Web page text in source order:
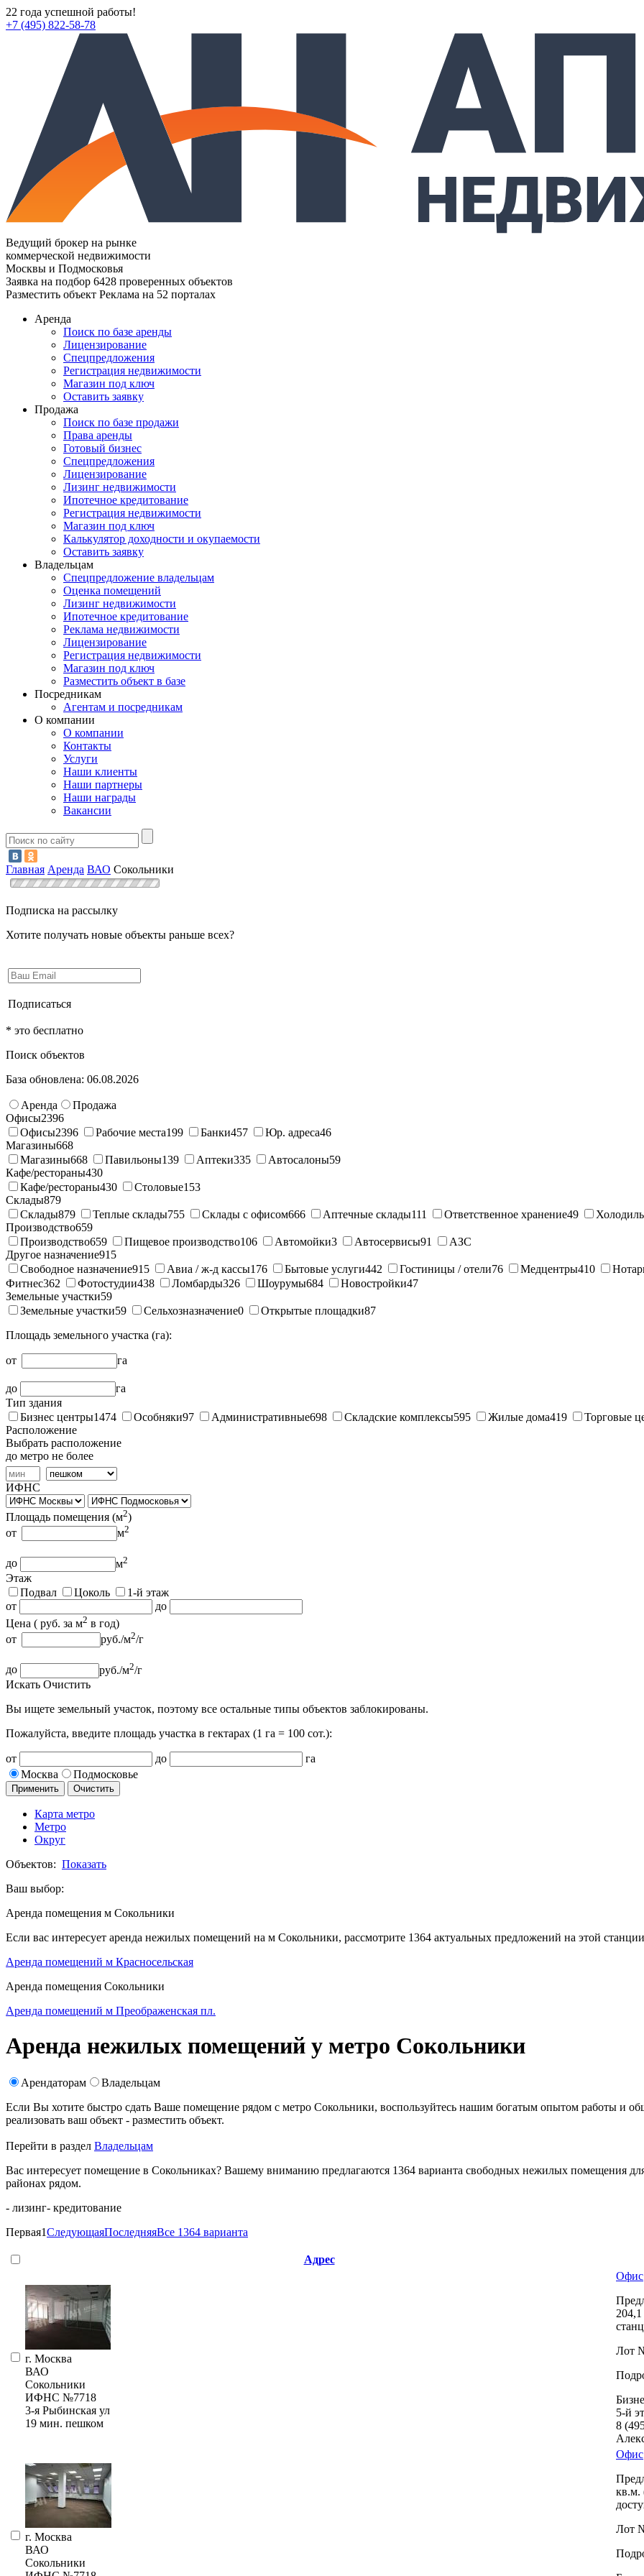
22 года успешной работы!
+7 (495) 822-58-78
Ведущий брокер на рынке
коммерческой недвижимости
Москвы и Подмосковья
Заявка на подбор 6428 проверенных объектов
Разместить объект Реклама на 52 порталах
Аренда
Поиск по базе аренды
Лицензирование
Спецпредложения
Регистрация недвижимости
Магазин под ключ
Оставить заявку
Продажа
Поиск по базе продажи
Права аренды
Готовый бизнес
Спецпредложения
Лицензирование
Лизинг недвижимости
Ипотечное кредитование
Регистрация недвижимости
Магазин под ключ
Калькулятор доходности и окупаемости
Оставить заявку
Владельцам
Спецпредложение владельцам
Оценка помещений
Лизинг недвижимости
Ипотечное кредитование
Реклама недвижимости
Лицензирование
Регистрация недвижимости
Магазин под ключ
Разместить объект в базе
Посредникам
Агентам и посредникам
О компании
О компании
Контакты
Услуги
Наши клиенты
Наши партнеры
Наши награды
Вакансии
Главная Аренда ВАО Сокольники
Подписка на рассылку
Хотите получать новые объекты раньше всех?
Подписаться
* это бесплатно
Поиск объектов
База обновлена: 06.08.2026
Аренда
Продажа
Офисы2396
Офисы2396 Рабочие места199 Банки457 Юр. адреса46
Магазины668
Магазины668 Павильоны139 Аптеки335 Автосалоны59
Кафе/рестораны430
Кафе/рестораны430 Столовые153
Склады879
Склады879 Теплые склады755 Склады с офисом666 Аптечные склады111 Ответственное хранение49
Производство659
Производство659 Пищевое производство106 Автомойки3 Автосервисы91
АЗС
Другое назначение915
Свободное назначение915 Авиа / ж-д кассы176 Бытовые услуги442 Гостиницы / отели76 Медцентры410
Фитнес362 Фотостудии438 Ломбарды326 Шоурумы684 Новостройки47
Земельные участки59
Земельные участки59 Сельхозназначение0 Открытые площадки87
Площадь земельного участка (га):
от га
до
га
Тип здания
Бизнес центры1474 Особняки97 Административные698 Складские комплексы595 Жилые дома419 Торговые
Расположение
Выбрать расположение
до метро не более
ИФНС
Площадь помещения (м2)
от
м2
до м2
Этаж
Подвал
Цоколь
1-й этаж
от
до
Цена ( руб. за м2 в год)
от
руб./м2/г
до руб./м2/г
Искать Очистить
Вы ищете земельный участок, поэтому все остальные типы объектов заблокированы.
Пожалуйста, введите площадь участка в гектарах (1 га = 100 сот.):
от до
га
Москва
Подмосковье
Применить Очистить
Карта метро
Метро
Округ
Объектов: Показать
Ваш выбор:
Аренда помещения м Сокольники
Если вас интересует аренда нежилых помещений на м Сокольники, рассмотрите 1364 актуальных предложений на этой
Аренда помещений м Красносельская
Аренда помещения Сокольники
Аренда помещений м Преображенская пл.
Аренда нежилых помещений у метро Сокольники
Арендаторам
Владельцам
Если Вы хотите быстро сдать Ваше помещение рядом с метро Сокольники, воспользуйтесь нашим богатым опытом работы и
реализовать ваш объект - разместить объект.
Перейти в раздел Владельцам
Вас интересует помещение в Сокольниках? Вашему вниманию предлагаются 1364 варианта свободных нежилых помещения
районах рядом.
- лизинг- кредитование
Первая1СледующаяПоследняяВсе 1364 варианта
Адрес
г. Москва
ВАО
Сокольники
ИФНС №7718
3-я Рыбинская ул
19 мин. пешком
Офис
Лот
5-й
8
г. Москва
ВАО
Сокольники
Офис
кв.м.
Лот